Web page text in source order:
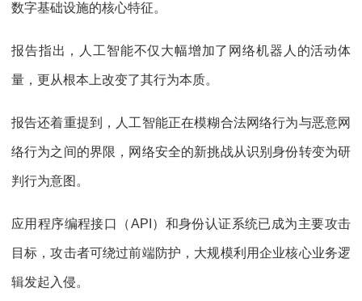
数字基础设施的核心特征。
报告指出，人工智能不仅大幅增加了网络机器人的活动体
量，更从根本上改变了其行为本质。
报告还着重提到，人工智能正在模糊合法网络行为与恶意网
络行为之间的界限，网络安全的新挑战从识别身份转变为研
判行为意图。
应用程序编程接口（API）和身份认证系统已成为主要攻击
目标，攻击者可绕过前端防护，大规模利用企业核心业务逻
辑发起入侵。